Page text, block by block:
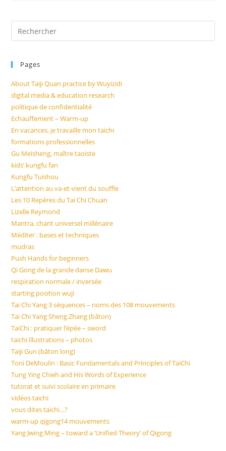
Pages
About Taiji Quan practice by Wuyizidi
digital media & education research
politique de confidentialité
Echauffement – Warm-up
En vacances, je travaille mon taichi
formations professionnelles
Gu Meisheng, maître taoiste
kids’ kungfu fan
Kungfu Tuishou
L’attention au va-et-vient du souffle
Les 10 Repères du Tai Chi Chuan
Lizelle Reymond
Mantra, chant universel millénaire
Méditer : bases et techniques
mudras
Push Hands for beginners
Qi Gong de la grande danse Dawu
respiration normale / inversée
starting position wuji
Tai Chi Yang 3 séquences – noms des 108 mouvements
Tai Chi Yang Sheng Zhang (bâton)
TaiChi : pratiquer l’épée – sword
taichi illustrations – photos
Taiji Gun (bâton long)
Toni DeMoulin : Basic Fundamentals and Principles of TaiChi
Tung Ying Chieh and His Words of Experience
tutorat et suivi scolaire en primaire
vidéos taichi
vous dites taichi…?
warm-up qigong14 mouvements
Yang Jwing Ming – toward a ‘Unified Theory’ of Qigong